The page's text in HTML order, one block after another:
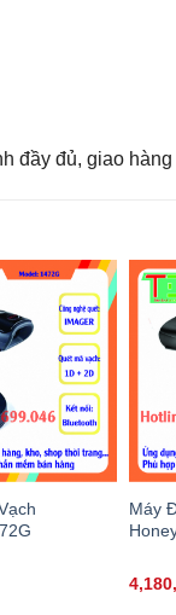
đầy đủ, giao hàng
Máy